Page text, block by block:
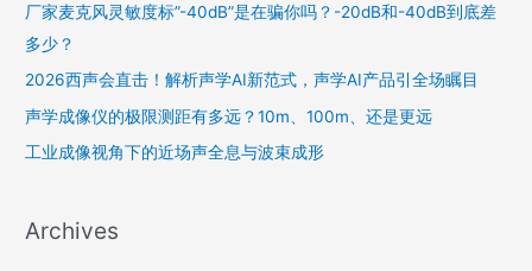
厂家麦克风灵敏度标”-40dB”是在骗你吗？-20dB和-40dB到底差
多少？
2026西声会直击！解析声学AI新范式，声学AI产品引全场瞩目
声学成像仪的极限测距有多远？10m、100m、还是更远
工业成像视角下的近场声全息与波束成形
Archives